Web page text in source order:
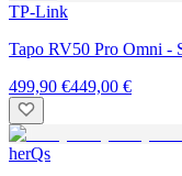
TP-Link
Tapo RV50 Pro Omni -
499,90 €449,00 €
herQs